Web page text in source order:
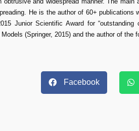
He is the author of 60+
Junior Scientific Award for
(Springer, 2015) and the author of the
Facebook